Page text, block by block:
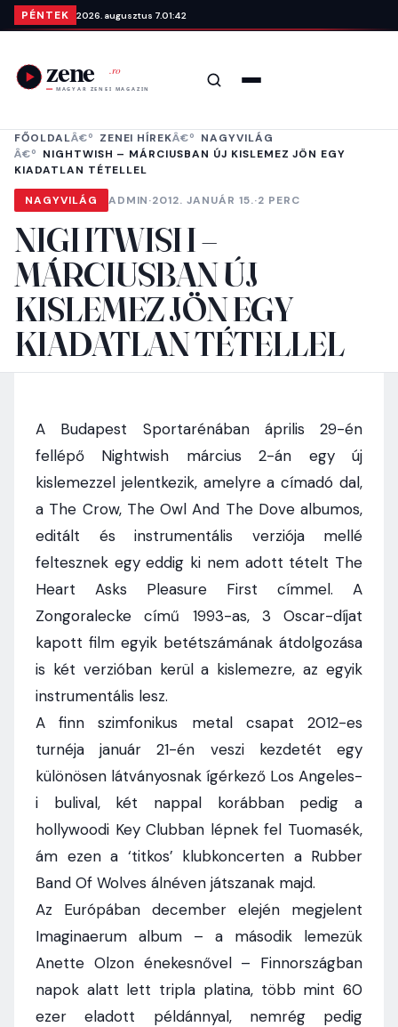
Ugrás a tartalomra
PÉNTEK 2026. augusztus 7.01:42
Keresés
FŐOLDAL ZENEI HÍREK
NAGYVILÁG
NIGHTWISH – MÁRCIUSBAN ÚJ KISLEMEZ JÖN EGY
KIADATLAN TÉTELLEL
NAGYVILÁG ADMIN·2012. JANUÁR 15.·2 PERC
NIGHTWISH –
MÁRCIUSBAN ÚJ
KISLEMEZ JÖN EGY
KIADATLAN TÉTELLEL
A Budapest Sportarénában április 29-én
fellépő Nightwish március 2-án egy új
kislemezzel jelentkezik, amelyre a címadó dal,
a The Crow, The Owl And The Dove albumos,
editált és instrumentális verziója mellé
feltesznek egy eddig ki nem adott tételt The
Heart Asks Pleasure First címmel. A
Zongoralecke című 1993-as, 3 Oscar-díjat
kapott film egyik betétszámának átdolgozása
is két verzióban kerül a kislemezre, az egyik
instrumentális lesz.
A finn szimfonikus metal csapat 2012-es
turnéja január 21-én veszi kezdetét egy
különösen látványosnak ígérkező Los Angeles-
i bulival, két nappal korábban pedig a
hollywoodi Key Clubban lépnek fel Tuomasék,
ám ezen a ‘titkos’ klubkoncerten a Rubber
Band Of Wolves álnéven játszanak majd.
Az Európában december elején megjelent
Imaginaerum album – a második lemezük
Anette Olzon énekesnővel – Finnországban
napok alatt lett tripla platina, több mint 60
ezer eladott példánnyal, nemrég pedig